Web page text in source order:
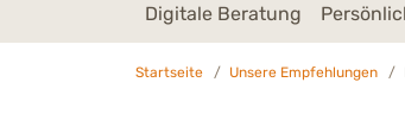
Digitale Beratung
Startseite Unsere Empfehlungen